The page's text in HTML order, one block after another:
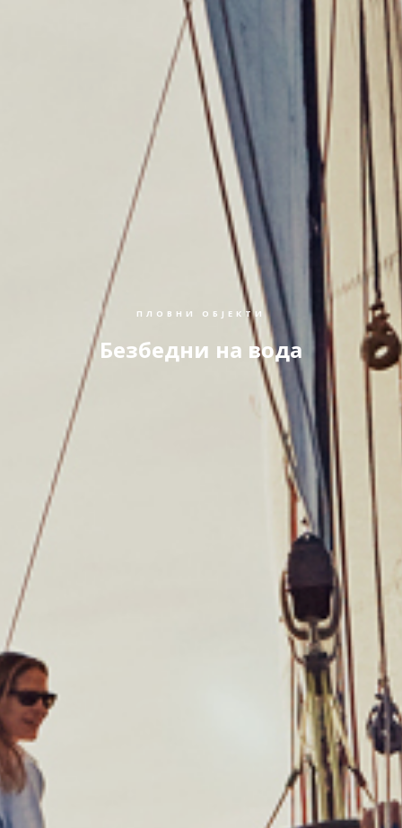
ПЛОВНИ ОБЈЕКТИ
Безбедни на вода